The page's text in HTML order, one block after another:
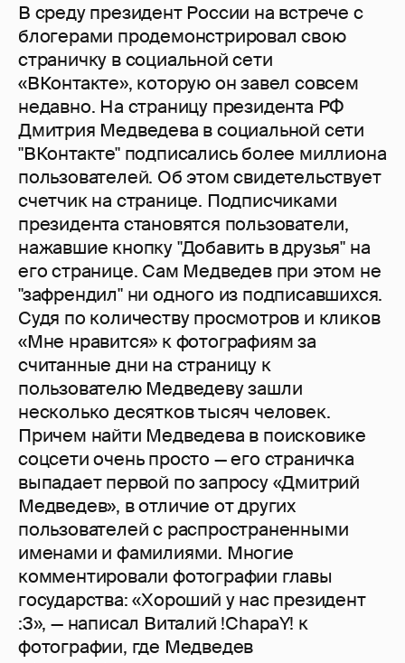
В среду президент России на встрече с
блогерами продемонстрировал свою
страничку в социальной сети
«ВКонтакте», которую он завел совсем
недавно. На страницу президента РФ
Дмитрия Медведева в социальной сети
"ВКонтакте" подписались более миллиона
пользователей. Об этом свидетельствует
счетчик на странице. Подписчиками
президента становятся пользователи,
нажавшие кнопку "Добавить в друзья" на
его странице. Сам Медведев при этом не
"зафрендил" ни одного из подписавшихся.
Судя по количеству просмотров и кликов
«Мне нравится» к фотографиям за
считанные дни на страницу к
пользователю Медведеву зашли
несколько десятков тысяч человек.
Причем найти Медведева в поисковике
соцсети очень просто — его страничка
выпадает первой по запросу «Дмитрий
Медведев», в отличие от других
пользователей с распространенными
именами и фамилиями. Многие
комментировали фотографии главы
государства: «Хороший у нас президент
:3», — написал Виталий !ChapaY! к
фотографии, где Медведев